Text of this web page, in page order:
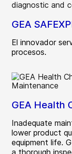
GEA
El innovador
procesos.
GEA Health
Inadequate
lower product
equipment life.